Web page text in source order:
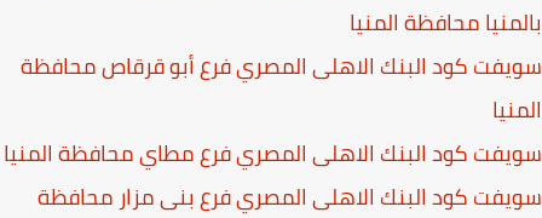
المنيا
الاهلى المصري فرع أبو قرقاص محافظة
الاهلى المصري فرع مطاي محافظة المنيا
الاهلى المصري فرع بنى مزار محافظة